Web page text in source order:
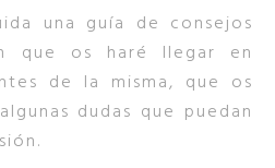
una guía de consejos
que os haré llegar en
de la misma, que os
dudas que puedan